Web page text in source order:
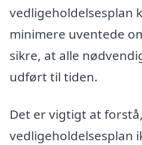
vedligeholdelsesplan
minimere uventede
sikre, at alle
udført til tiden.
Det er vigtigt at
vedligeholdelsesplan